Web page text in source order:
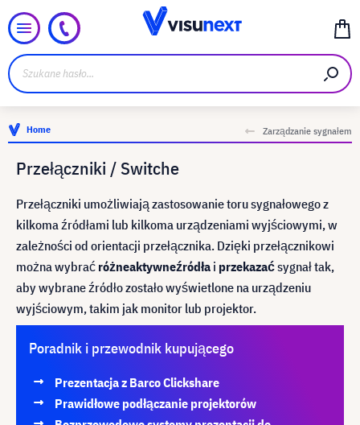
Home Zarządzanie sygnałem
Przełączniki / Switche
Przełączniki umożliwiają zastosowanie toru sygnałowego z
kilkoma źródłami lub kilkoma urządzeniami wyjściowymi, w
zależności od orientacji przełącznika. Dzięki przełącznikowi
można wybrać różneaktywneźródła i przekazaćsygnał tak,
aby wybrane źródło zostało wyświetlone na urządzeniu
wyjściowym, takim jak monitor lub projektor.
Poradnik i przewodnik kupującego
Prezentacja z Barco Clickshare
Prawidłowe podłączanie projektorów